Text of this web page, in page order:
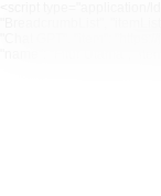
"BreadcrumbList",
"Chat GPT", "item":
"name": "Fitur Utama",